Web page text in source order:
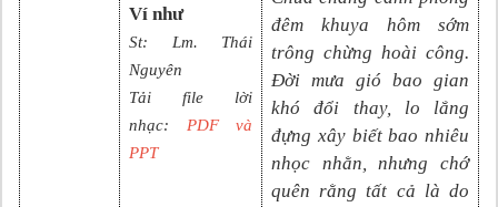
Ví như
St: Lm. Thái
Nguyên
Tải file lời
nhạc:
PDF và
PPT
đêm khuya hôm sớm
trông chừng hoài công.
Đời mưa gió bao gian
khó đổi thay, lo lắng
đựng xây biết bao nhiêu
nhọc nhằn, nhưng chớ
quên rằng tất cả là do